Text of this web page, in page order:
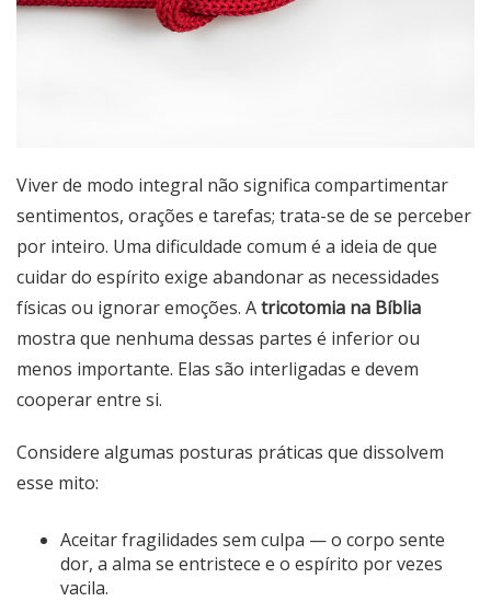
Viver de modo integral não significa compartimentar
sentimentos, orações e tarefas; trata-se de se perceber
por inteiro. Uma dificuldade comum é a ideia de que
cuidar do espírito exige abandonar as necessidades
físicas ou ignorar emoções. Atricotomia na Bíblia
mostra que nenhuma dessas partes é inferior ou
menos importante. Elas são interligadas e devem
cooperar entre si.
Considere algumas posturas práticas que dissolvem
esse mito:
Aceitar fragilidades sem culpa — o corpo sente
dor, a alma se entristece e o espírito por vezes
vacila.